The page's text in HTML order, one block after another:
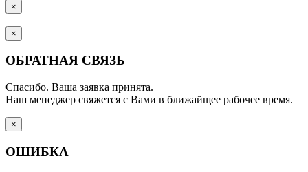
×
×
ОБРАТНАЯ СВЯЗЬ
Спасибо. Ваша заявка принята.
Наш менеджер свяжется с Вами в ближайщее рабочее время.
×
ОШИБКА